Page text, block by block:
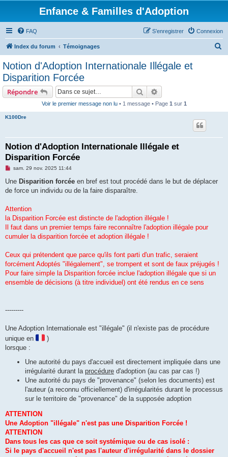
Enfance & Familles d'Adoption
FAQ Connexion
S’enregistrer
Index du forum Témoignages
Notion d'Adoption Internationale Illégale et
Disparition Forcée
Répondre Rechercher
Voir le premier message non lu• 1 message • Page 1 sur 1
K100Dre
Notion d'Adoption Internationale Illégale et
Disparition Forcée
M
s
a
n
o
l
u
sam. 29 nov. 2025 11:44
Une Disparition forcée en bref est tout procédé dans le but de déplacer
de force un individu ou de la faire disparaître.
Attention
la Disparition Forcée est distincte de l'adoption illégale !
Il faut dans un premier temps faire reconnaître l'adoption illégale pour
cumuler la disparition forcée et adoption illégale !
Ceux qui prétendent que parce qu'ils font parti d'un trafic, seraient
forcément Adoptés "illégalement", se trompent et sont de faux préjugés !
Pour faire simple la Disparition forcée inclue l'adoption illégale que si un
ensemble de décisions (à titre individuel) ont été rendus en ce sens
---------
Une Adoption Internationale est "illégale" (il n'existe pas de procédure
unique en
)
lorsque :
Une autorité du pays d'accueil est directement impliquée dans une
irrégularité durant la procédure d'adoption (au cas par cas !)
Une autorité du pays de "provenance" (selon les documents) est
l'auteur (a reconnu officiellement) d'irrégularités durant le processus
sur le territoire de "provenance" de la supposée adoption
ATTENTION
Une Adoption "illégale" n'est pas une Disparition Forcée !
ATTENTION
Dans tous les cas que ce soit systémique ou de cas isolé :
Si le pays d'accueil n'est pas l'auteur d'irrégularité dans le dossier